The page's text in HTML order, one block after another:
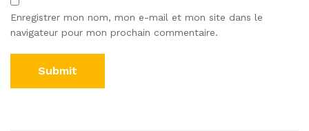
Enregistrer mon nom, mon e-mail et mon site dans le
navigateur pour mon prochain commentaire.